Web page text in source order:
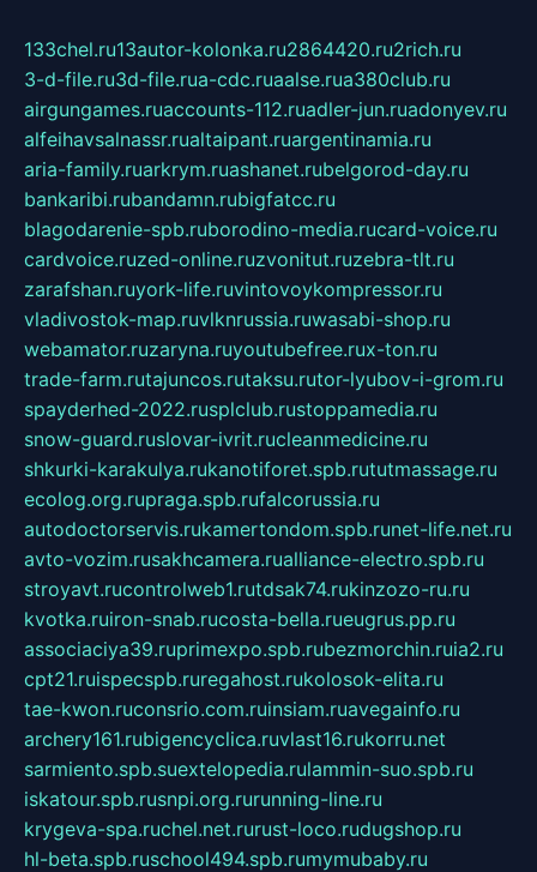
133chel.ru13autor-kolonka.ru2864420.ru2rich.ru
3-d-file.ru3d-file.rua-cdc.ruaalse.rua380club.ru
airgungames.ruaccounts-112.ruadler-jun.ruadonyev.ru
alfeihavsalnassr.rualtaipant.ruargentinamia.ru
aria-family.ruarkrym.ruashanet.rubelgorod-day.ru
bankaribi.rubandamn.rubigfatcc.ru
blagodarenie-spb.ruborodino-media.rucard-voice.ru
cardvoice.ruzed-online.ruzvonitut.ruzebra-tlt.ru
zarafshan.ruyork-life.ruvintovoykompressor.ru
vladivostok-map.ruvlknrussia.ruwasabi-shop.ru
webamator.ruzaryna.ruyoutubefree.rux-ton.ru
trade-farm.rutajuncos.rutaksu.rutor-lyubov-i-grom.ru
spayderhed-2022.rusplclub.rustoppamedia.ru
snow-guard.ruslovar-ivrit.rucleanmedicine.ru
shkurki-karakulya.rukanotiforet.spb.rututmassage.ru
ecolog.org.rupraga.spb.rufalcorussia.ru
autodoctorservis.rukamertondom.spb.runet-life.net.ru
avto-vozim.rusakhcamera.rualliance-electro.spb.ru
stroyavt.rucontrolweb1.rutdsak74.rukinzozo-ru.ru
kvotka.ruiron-snab.rucosta-bella.rueugrus.pp.ru
associaciya39.ruprimexpo.spb.rubezmorchin.ruia2.ru
cpt21.ruispecspb.ruregahost.rukolosok-elita.ru
tae-kwon.ruconsrio.com.ruinsiam.ruavegainfo.ru
archery161.rubigencyclica.ruvlast16.rukorru.net
sarmiento.spb.suextelopedia.rulammin-suo.spb.ru
iskatour.spb.rusnpi.org.rurunning-line.ru
krygeva-spa.ruchel.net.rurust-loco.rudugshop.ru
hl-beta.spb.ruschool494.spb.rumymubaby.ru